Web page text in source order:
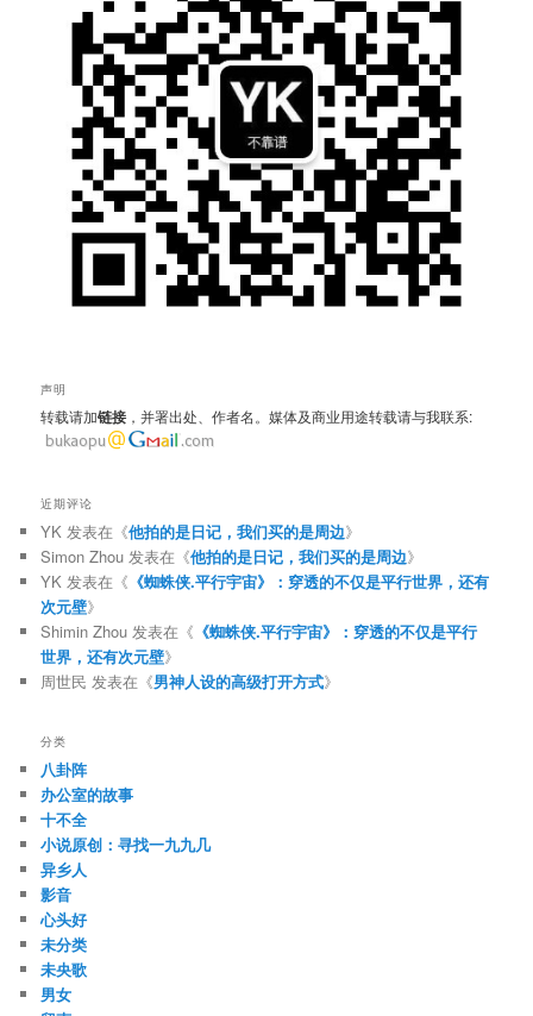
声明
转载请加链接 ，并署出处、作者名。媒体及商业用途转载请与我联系:
近期评论
YK 发表在《他拍的是日记，我们买的是周边》
Simon Zhou 发表在《他拍的是日记，我们买的是周边》
YK 发表在《 《蜘蛛侠.平行宇宙》：穿透的不仅是平行世界，还有
次元壁》
Shimin Zhou 发表在《 《蜘蛛侠.平行宇宙》：穿透的不仅是平行
世界，还有次元壁》
周世民 发表在《男神人设的高级打开方式》
分类
八卦阵
办公室的故事
十不全
小说原创：寻找一九九几
异乡人
影音
心头好
未分类
未央歌
男女